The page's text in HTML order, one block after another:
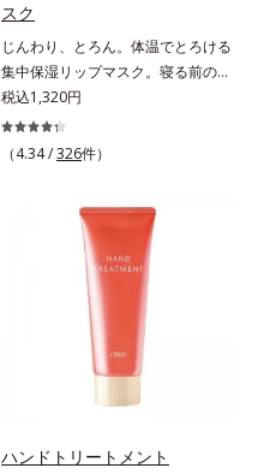
スク
じんわり、とろん。体温でとろける
集中保湿リップマスク。寝る前のひ
と塗りでやわらかな唇へ。集中保湿
リップマスクです。バームのような
固めのテクスチャーが体温でじんわ
成分配合で、乾燥にゆらがない唇に
整えます。寝る前に塗れば、翌朝の
コンディションが段違い！ 寝なが
らケアで唇をそっといたわりなが
ら、メイク映えするしっとりやわら
か唇を実現します。【ご使用方法】
清潔な指先またはお手持ちのリップ
ブラシに適量をとって、唇にやさし
税込1,320円
（4.34 /326件）
ハンドトリートメント